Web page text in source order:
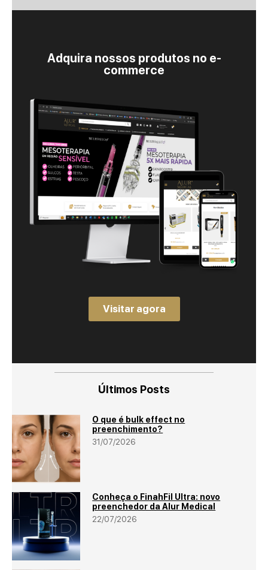
Adquira nossos produtos no e-
commerce
Visitar agora
Últimos Posts
O que é bulk effect no
preenchimento?
31/07/2026
Conheça o FinahFil Ultra: novo
preenchedor da Alur Medical
22/07/2026